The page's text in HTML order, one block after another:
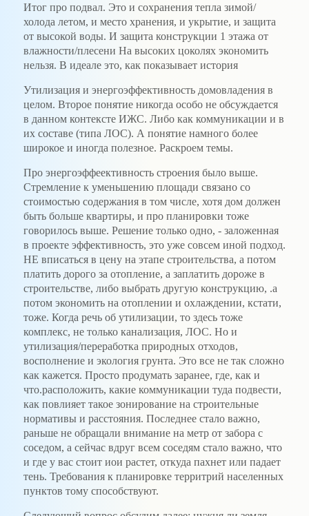
Итог про подвал. Это и сохранения тепла зимой/
холода летом, и место хранения, и укрытие, и защита
от высокой воды. И защита конструкции 1 этажа от
влажности/плесени На высоких цоколях экономить
нельзя. В идеале это, как показывает история
Утилизация и энергоэффективность домовладения в
целом. Второе понятие никогда особо не обсуждается
в данном контексте ИЖС. Либо как коммуникации и в
их составе (типа ЛОС). А понятие намного более
широкое и иногда полезное. Раскроем темы.
Про энергоэффеективность строения было выше.
Стремление к уменьшению площади связано со
стоимостью содержания в том числе, хотя дом должен
быть больше квартиры, и про планировки тоже
говорилось выше. Решение только одно, - заложенная
в проекте эффективность, это уже совсем иной подход.
НЕ вписаться в цену на этапе строительства, а потом
платить дорого за отопление, а заплатить дороже в
строительстве, либо выбрать другую конструкцию, .а
потом экономить на отоплении и охлаждении, кстати,
тоже. Когда речь об утилизации, то здесь тоже
комплекс, не только канализация, ЛОС. Но и
утилизация/переработка природных отходов,
восполнение и экология грунта. Это все не так сложно
как кажется. Просто продумать заранее, где, как и
что.расположить, какие коммуникации туда подвести,
как повлияет такое зонирование на строительные
нормативы и расстояния. Последнее стало важно,
раньше не обращали внимание на метр от забора с
соседом, а сейчас вдруг всем соседям стало важно, что
и где у вас стоит иои растет, откуда пахнет или падает
тень. Требования к планировке территрий населенных
пунктов тому способствуют.